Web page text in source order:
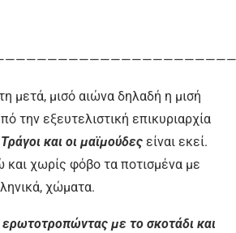
μετά, μισό αιώνα δηλαδή η μισή
την εξευτελιστική επικυριαρχία
Τράγοι και οι μαϊμούδες είναι εκεί.
και χωρίς φόβο τα ποτισμένα με
χώματα.
ερωτοτροπώντας με το σκοτάδι και